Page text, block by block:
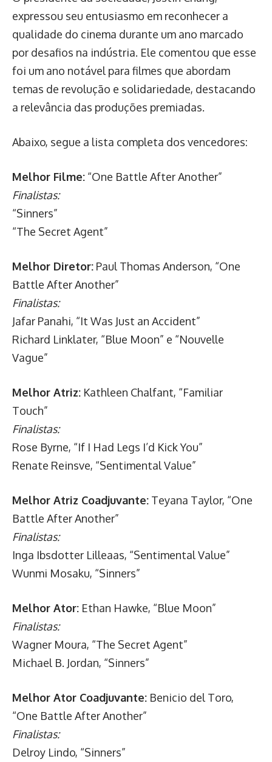
expressou seu entusiasmo em reconhecer a
qualidade do cinema durante um ano marcado
por desafios na indústria. Ele comentou que esse
foi um ano notável para filmes que abordam
temas de revolução e solidariedade, destacando
a relevância das produções premiadas.
Abaixo, segue a lista completa dos vencedores:
Melhor Filme: “One Battle After Another”
Finalistas:
“Sinners”
“The Secret Agent”
Melhor Diretor: Paul Thomas Anderson, “One
Battle After Another”
Finalistas:
Jafar Panahi, “It Was Just an Accident”
Richard Linklater, “Blue Moon” e “Nouvelle
Vague”
Melhor Atriz: Kathleen Chalfant, “Familiar
Touch”
Finalistas:
Rose Byrne, “If I Had Legs I’d Kick You”
Renate Reinsve, “Sentimental Value”
Melhor Atriz Coadjuvante: Teyana Taylor, “One
Battle After Another”
Finalistas:
Inga Ibsdotter Lilleaas, “Sentimental Value”
Wunmi Mosaku, “Sinners”
Melhor Ator: Ethan Hawke, “Blue Moon”
Finalistas:
Wagner Moura, “The Secret Agent”
Michael B. Jordan, “Sinners”
Melhor Ator Coadjuvante: Benicio del Toro,
“One Battle After Another”
Finalistas:
Delroy Lindo, “Sinners”